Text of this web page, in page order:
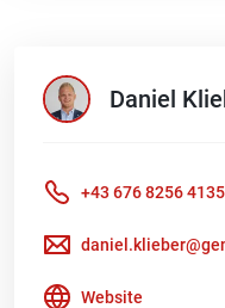
Daniel
+43 676 8256 4135
Website